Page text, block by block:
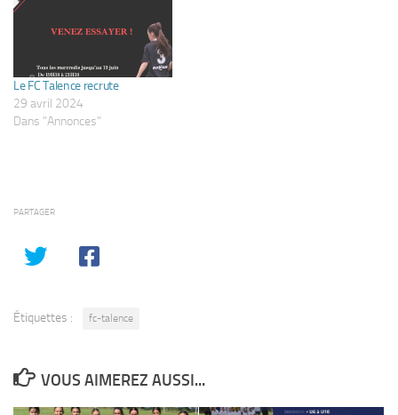
Le FC Talence recrute
29 avril 2024
Dans "Annonces"
PARTAGER
Étiquettes : fc-talence
VOUS AIMEREZ AUSSI...